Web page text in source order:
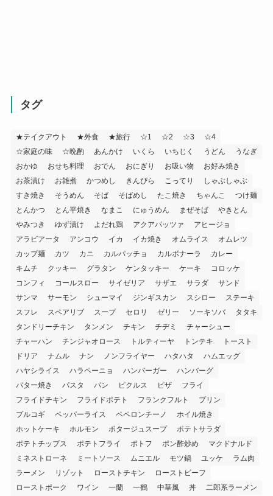
タグ
★テイクアウト ★外食 ★旅行 ☆1 ☆2 ☆3
☆4
☆家庭の味
☆晩酌 あんかけ いくら いちじく うどん
うなぎ
おかゆ
おせち料理 おでん おにぎり お吸い物
お好み焼き
お茶漬け
お雑煮 かつめし きんぴら こってり
しゃぶしゃぶ
すき焼き
そうめん そば そばめし たこ焼き ちゃんこ
つけ麺
とんかつ
とん平焼き なまこ にゅうめん まぜそば
やきとん
やみつき
ゆず漬け よだれ鶏 アクアパッツァ
アヒージョ
アラビアータ
アンコウ イカ イカ焼き オムライス
オムレツ
カップ麺
カツ カニ カルパッチョ カルボナーラ
カレー
キムチ
クッキー グラタン ケンタッキー ケーキ
コロッケ
コンフィ
コールスロー サイゼリア サザエ サラダ
サンド
サンマ
サーモン シューマイ ジンギスカン スシロー
ステーキ
スフレ
スペアリブ スープ セロリ ゼリー ソーキソバ
タタキ
タンドリーチキン
タンメン チキン チヂミ
チャーシュー
チャーハン
チンジャオロース トルティーヤ トンテキ
トースト
ドリア
ナムル ナン ノンフライヤー ハタハタ
ハムエッグ
ハヤシライス
ハラペーニョ ハンバーガー
ハンバーグ
バター焼き
パスタ パン ピクルス ピザ
フライ
フライドチキン
フライドポテト フランクフルト
プリン
プルコギ
ペッパーライス ペペロンチーノ
ホイル焼き
ホットケーキ
ホルモン ポタージュスープ
ポテトサラダ
ポテトチップス
ポテトフライ ポトフ ポン酢炒め
マクドナルド
ミネストローネ
ミートソース ムニエル モツ鍋 ユッケ
ラム肉
ラーメン
リゾット ローストチキン
ローストビーフ
ローストポーク
ワイン 一蘭 一鶴 中華風 丼 二郎系ラーメン